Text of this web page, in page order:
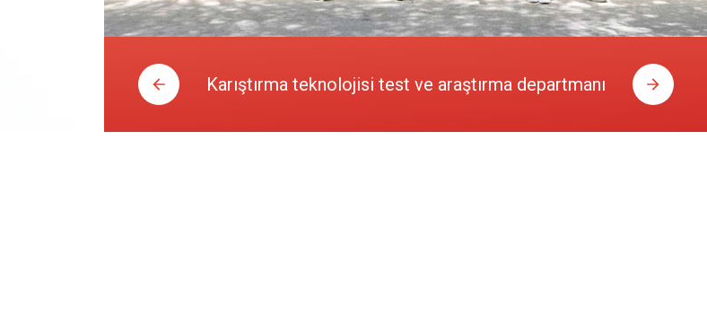
Karıştırma teknolojisi test ve araştırma departmanı